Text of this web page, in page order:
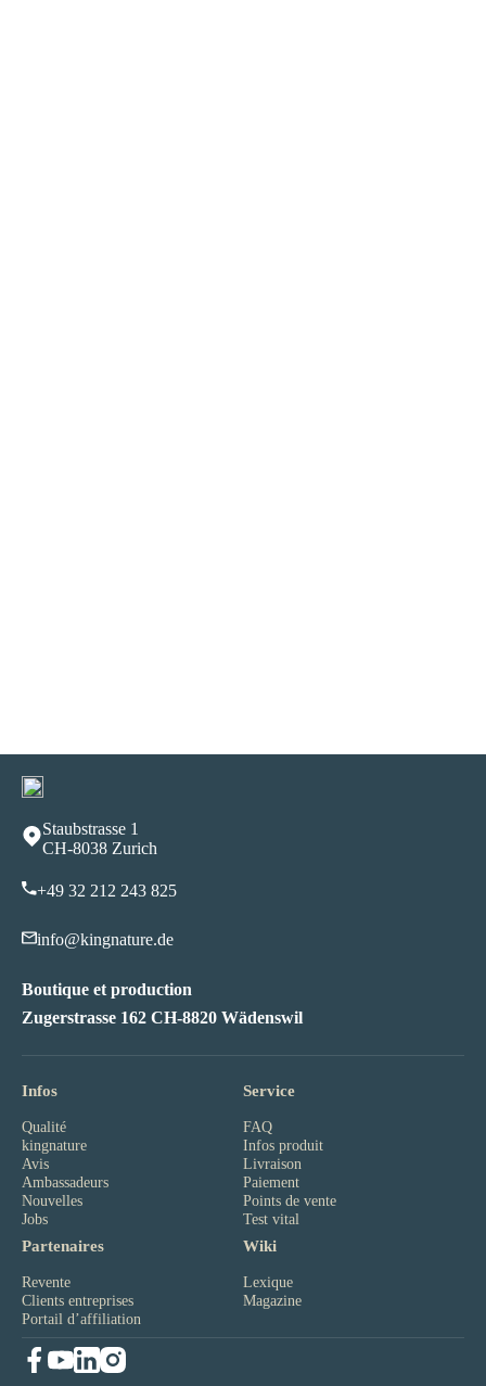
Staubstrasse 1
CH-8038 Zurich
+49 32 212 243 825
info@kingnature.de
Boutique et production
Zugerstrasse 162 CH-8820 Wädenswil
Infos
Qualité
kingnature
Avis
Ambassadeurs
Nouvelles
Jobs
Service
FAQ
Infos produit
Livraison
Paiement
Points de vente
Test vital
Partenaires
Revente
Clients entreprises
Portail d’affiliation
Wiki
Lexique
Magazine